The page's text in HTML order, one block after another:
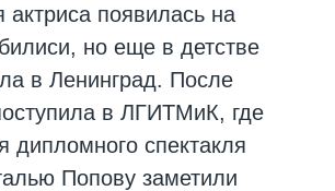
актриса появилась на
но еще в детстве
в Ленинград. После
в ЛГИТМиК, где
дипломного спектакля
Попову заметили